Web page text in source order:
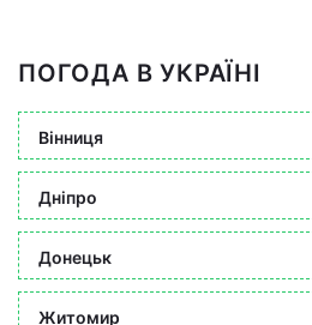
ПОГОДА В УКРАЇНІ
Вінниця
Дніпро
Донецьк
Житомир